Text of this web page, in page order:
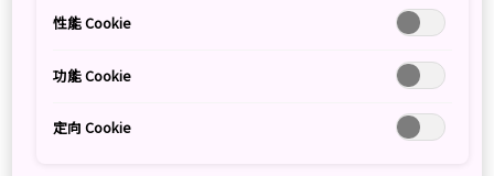
不勝收的冬季
大內宿 (Ouchi-juku) 是一個具歷史意義的小鎮。在江戶時
代（1630-1867 年），旅者沿著下野街道 (Shimotsuke
Kaido)，展開長征前往江戶（Edo，現東京），而大內宿
性能 Cookie
功能 Cookie
定向 Cookie